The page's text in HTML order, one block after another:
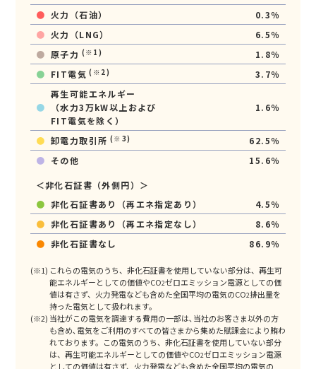
● 火力（石油）
0.3％
● 火力（LNG）
6.5％
● 原子力 (※1)
1.8％
● FIT電気 (※2) 3.7％
●
再生可能エネルギー
（水力3万kW以上および
FIT電気を除く）
1.6％
● 卸電力取引所 (※3)
62.5％
● その他 15.6％
＜非化石証書（外側円）＞
● 非化石証書あり（再エネ指定あり）
4.5％
● 非化石証書あり（再エネ指定なし）
8.6％
● 非化石証書なし 86.9％
これらの電気のうち、非化石証書を使用していない部分は、再生可
能エネルギーとしての価値やCO2ゼロエミッション電源としての価
値は有さず、火力発電なども含めた全国平均の電気のCO2排出量を
持った電気として扱われます。
当社がこの電気を調達する費用の一部は､当社のお客さま以外の方
も含め､電気をご利用のすべての皆さまから集めた賦課金により賄わ
れております。この電気のうち、非化石証書を使用していない部分
は、再生可能エネルギーとしての価値やCO2ゼロエミッション電源
としての価値は有さず、火力発電なども含めた全国平均の電気の